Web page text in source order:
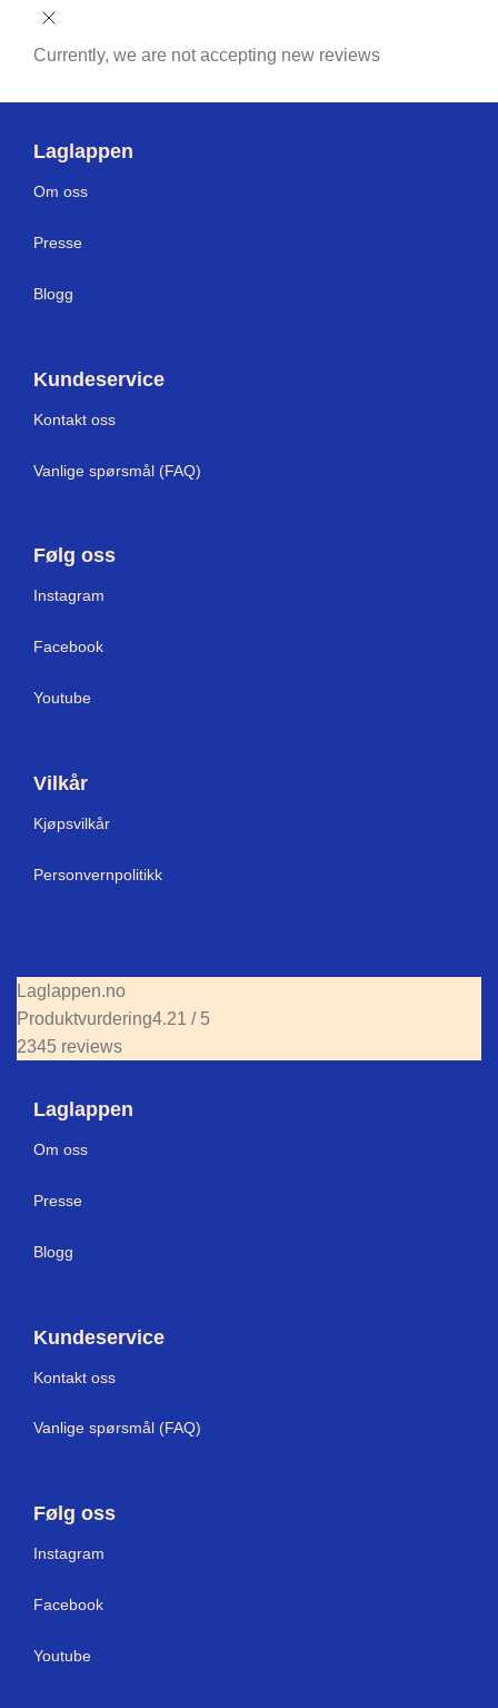
Currently, we are not accepting new reviews
Laglappen
Om oss
Presse
Blogg
Kundeservice
Kontakt oss
Vanlige spørsmål (FAQ)
Følg oss
Instagram
Facebook
Youtube
Vilkår
Kjøpsvilkår
Personvernpolitikk
Laglappen.no
Produktvurdering4.21 / 5
2345 reviews
Laglappen
Om oss
Presse
Blogg
Kundeservice
Kontakt oss
Vanlige spørsmål (FAQ)
Følg oss
Instagram
Facebook
Youtube